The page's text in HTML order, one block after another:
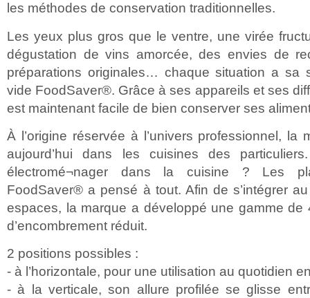
les méthodes de conservation traditionnelles.
Les yeux plus gros que le ventre, une virée
dégustation de vins amorcée, des envies de
préparations originales… chaque situation a sa
vide FoodSaver®. Grâce à ses appareils et ses
est maintenant facile de bien conserver ses
À l’origine réservée à l’univers professionnel, la
aujourd’hui dans les cuisines des
électromé¬nager dans la cuisine ? Les
FoodSaver® a pensé à tout. Afin de s’intégrer
espaces, la marque a développé une gamme de
d’encombrement réduit.
2 positions possibles :
- à l’horizontale, pour une utilisation au quotidien
- à la verticale, son allure profilée se glisse